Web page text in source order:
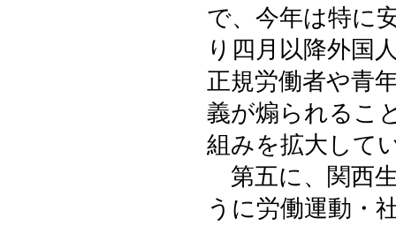
で、今年は特に
り四月以降外国
正規労働者や青
義が煽られるこ
組みを拡大して
第五に、関西
うに労働運動・